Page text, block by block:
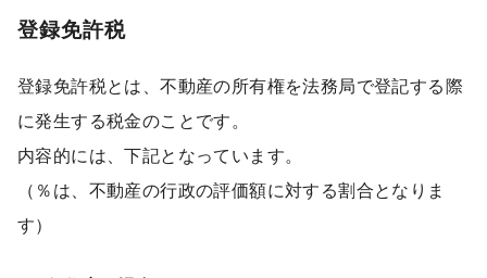
登録免許税
登録免許税とは、不動産の所有権を法務局で登記する際
に発生する税金のことです。
内容的には、下記となっています。
（％は、不動産の行政の評価額に対する割合となりま
す）